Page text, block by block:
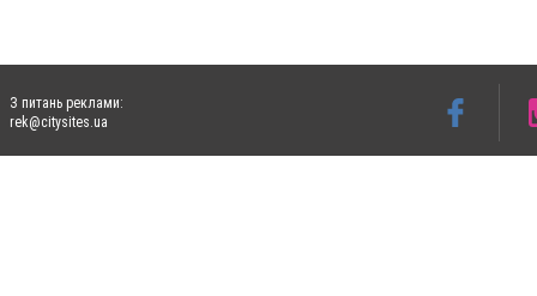
З питань реклами:
rek@citysites.ua